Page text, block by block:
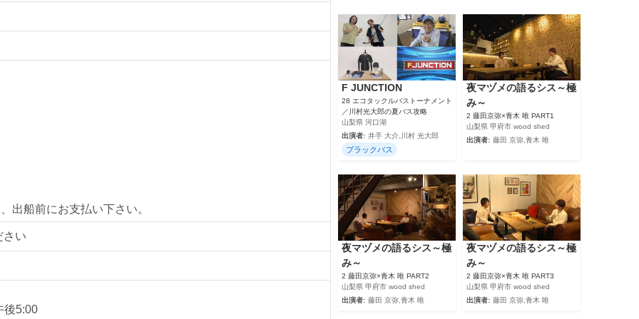
出船前にお支払い下さい。
さい
後5:00
F JUNCTION
28 エコタックルバストーナメント
／川村光大郎の夏バス攻略
山梨県 河口湖
出演者: 井手 大介,川村 光大郎
ブラックバス
夜マヅメの語るシス～極
み～
2 藤田京弥×青木 唯 PART1
山梨県 甲府市 wood shed
出演者: 藤田 京弥,青木 唯
夜マヅメの語るシス～極
み～
2 藤田京弥×青木 唯 PART2
山梨県 甲府市 wood shed
出演者: 藤田 京弥,青木 唯
夜マヅメの語るシス～極
み～
2 藤田京弥×青木 唯 PART3
山梨県 甲府市 wood shed
出演者: 藤田 京弥,青木 唯